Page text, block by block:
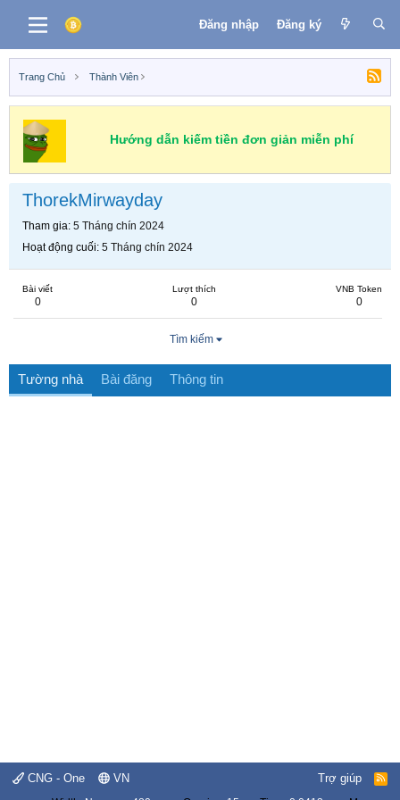
Đăng nhập Đăng ký
Trang Chủ Thành Viên
Hướng dẫn kiếm tiền đơn giản miễn phí
ThorekMirwayday
Tham gia 5 Tháng chín 2024
Hoạt động cuối 5 Tháng chín 2024
Bài viết
0
Lượt thích
0
VNB Token
0
Tìm kiếm
Tường nhà Bài đăng Thông tin
CNG - One VN Trợ giúp
R